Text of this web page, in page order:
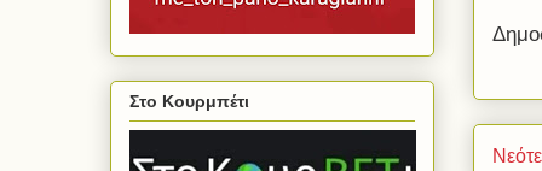
Στο Κουρμπέτι